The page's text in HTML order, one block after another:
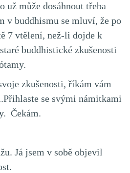
už může dosáhnout třeba
v buddhismu se mluví, že po
7 vtělení, než-li dojde k
buddhistické zkušenosti
zkušenosti, říkám vám
se svými námitkami
Čekám.
Já jsem v sobě objevil